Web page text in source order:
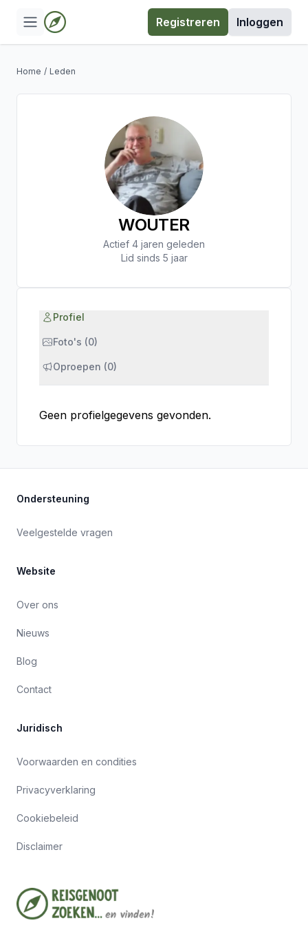
Registreren Inloggen
Home / Leden
WOUTER
Actief 4 jaren geleden
Lid sinds 5 jaar
Profiel
Foto's (0)
Oproepen (0)
Geen profielgegevens gevonden.
Ondersteuning
Veelgestelde vragen
Website
Over ons
Nieuws
Blog
Contact
Juridisch
Voorwaarden en condities
Privacyverklaring
Cookiebeleid
Disclaimer